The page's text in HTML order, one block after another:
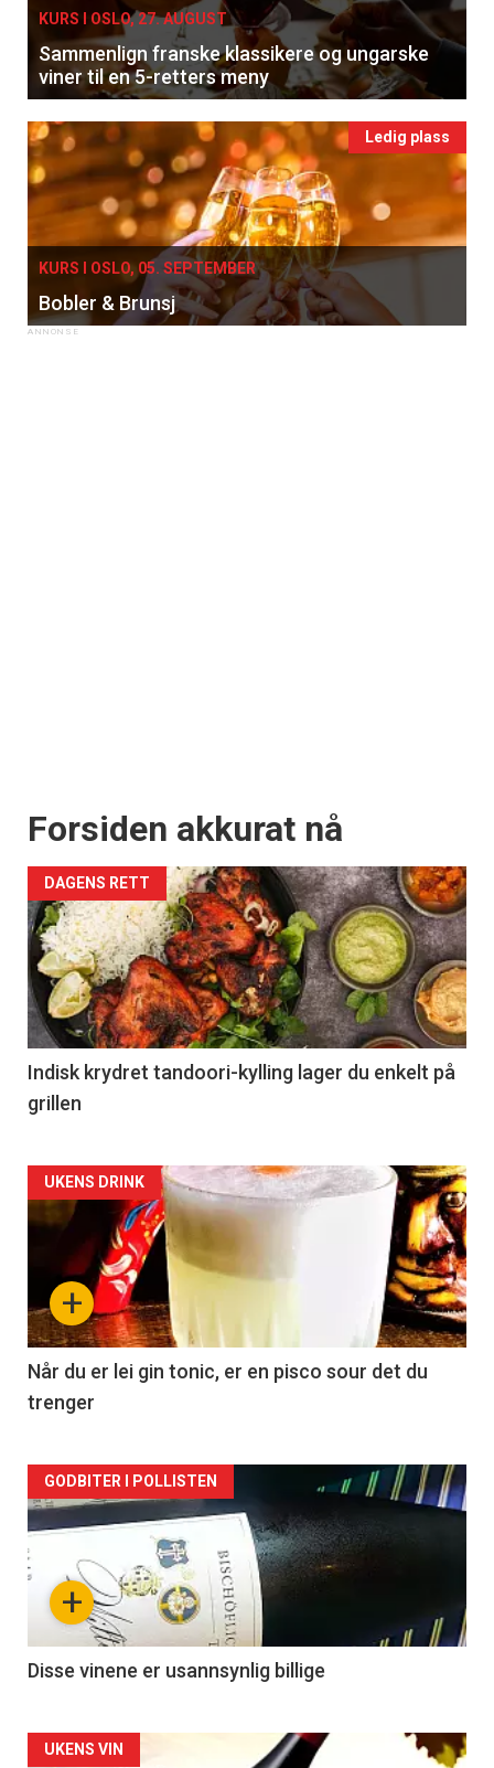
KURS I OSLO, 27. AUGUST
Sammenlign franske klassikere og ungarske
viner til en 5-retters meny
Ledig plass
KURS I OSLO, 05. SEPTEMBER
Bobler & Brunsj
Forsiden akkurat nå
DAGENS RETT
Indisk krydret tandoori-kylling lager du enkelt på
grillen
Forsiden
akkurat
nå
-
2
+
UKENS DRINK
Når du er lei gin tonic, er en pisco sour det du
trenger
Forsiden
akkurat
nå
3
+
GODBITER I POLLISTEN
Disse vinene er usannsynlig billige
Forsiden
UKENS VIN